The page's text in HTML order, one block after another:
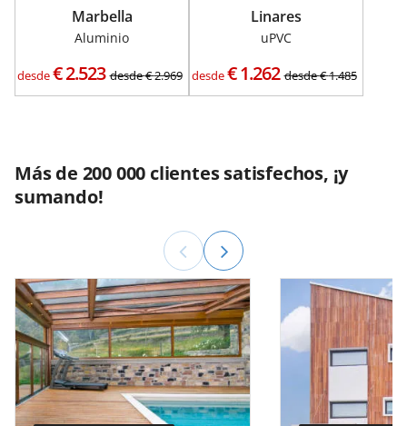
Marbella
Aluminio
desde€2.523 desde€2.969
Linares
uPVC
desde€1.262 desde€1.485
Más de 200 000 clientes satisfechos, ¡y
sumando!